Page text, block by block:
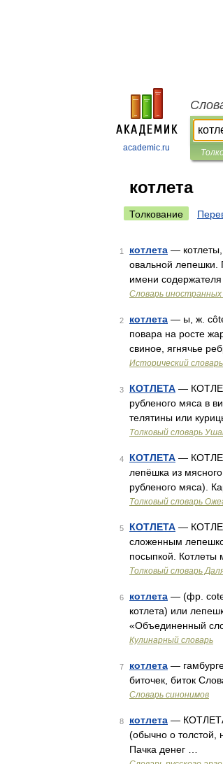
academic.ru
котлета
Толкование
1 котлета —
овальной лепешки.
имени содержателя
Словарь иностранных
2 котлета — ы, ж.
повара на росте
свиное, ягнячье
Исторический
3 КОТЛЕТА —
рубленого мяса в
телятины или
Толковый словарь
4 КОТЛЕТА —
лепёшка из
рубленого мяса).
Толковый словарь
5 КОТЛЕТА —
сложенным
посыпкой. Котлеты
Толковый словарь
6 котлета — (фр.
котлета) или
«Объединенный
Кулинарный словарь
7 котлета —
биточек, биток
Словарь синонимов
8 котлета —
(обычно о толстой,
Пачка денег …